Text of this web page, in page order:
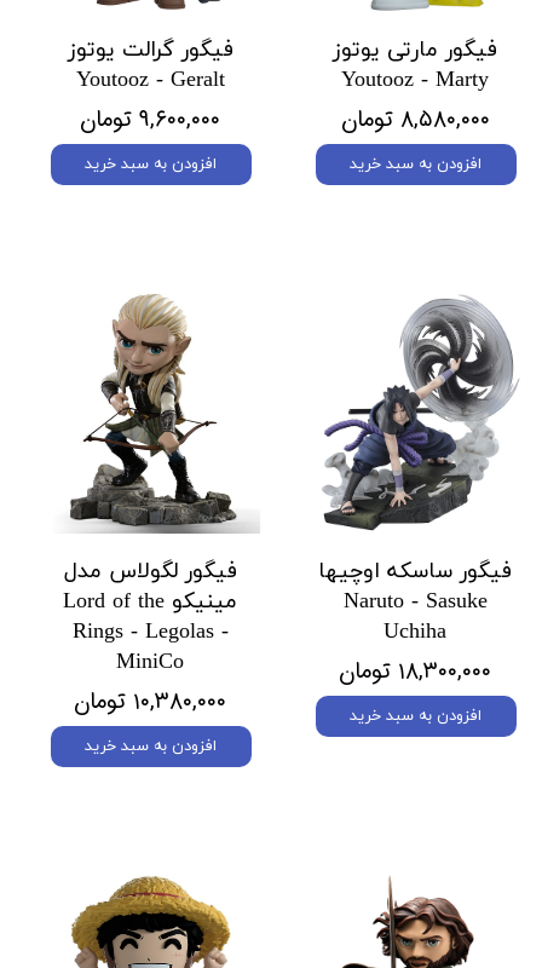
فیگور مارتی یوتوز
Youtooz - Marty
۸,۵۸۰,۰۰۰ تومان
افزودن به سبد خرید
فیگور گرالت یوتوز
Youtooz - Geralt
۹,۶۰۰,۰۰۰ تومان
افزودن به سبد خرید
فیگور ساسکه اوچیها
Naruto - Sasuke
Uchiha
۱۸,۳۰۰,۰۰۰ تومان
افزودن به سبد خرید
فیگور لگولاس مدل
مینیکو Lord of the
Rings - Legolas -
MiniCo
۱۰,۳۸۰,۰۰۰ تومان
افزودن به سبد خرید